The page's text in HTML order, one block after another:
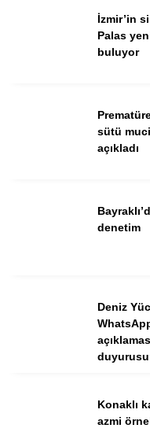
İzmir’in
Palas
buluyor
sütü
açıkladı
denetim
Deniz
Konaklı
azmi